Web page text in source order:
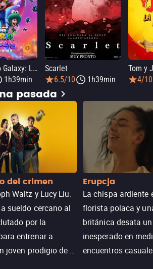
Super Mario Galaxy: La película
1h39min
Scarlet
6.5/10
1h39min
4/10
pasada
del crimen
Waltz y Lucy Liu.
sueldo cercano al
por la
entrenar a
joven prodigio de la
Erupcja
La chispa ardiente
florista polaca y
británica desata
inesperado en
encuentros